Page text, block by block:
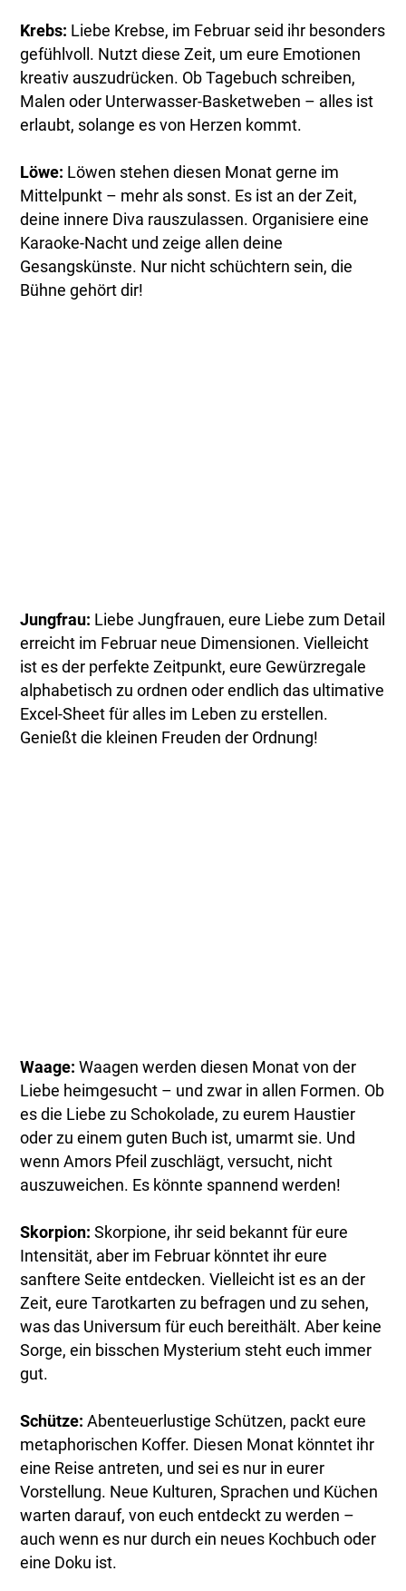
Krebs: Liebe Krebse, im Februar seid ihr besonders
gefühlvoll. Nutzt diese Zeit, um eure Emotionen
kreativ auszudrücken. Ob Tagebuch schreiben,
Malen oder Unterwasser-Basketweben – alles ist
erlaubt, solange es von Herzen kommt.
Löwe: Löwen stehen diesen Monat gerne im
Mittelpunkt – mehr als sonst. Es ist an der Zeit,
deine innere Diva rauszulassen. Organisiere eine
Karaoke-Nacht und zeige allen deine
Gesangskünste. Nur nicht schüchtern sein, die
Bühne gehört dir!
Jungfrau: Liebe Jungfrauen, eure Liebe zum Detail
erreicht im Februar neue Dimensionen. Vielleicht
ist es der perfekte Zeitpunkt, eure Gewürzregale
alphabetisch zu ordnen oder endlich das ultimative
Excel-Sheet für alles im Leben zu erstellen.
Genießt die kleinen Freuden der Ordnung!
Waage: Waagen werden diesen Monat von der
Liebe heimgesucht – und zwar in allen Formen. Ob
es die Liebe zu Schokolade, zu eurem Haustier
oder zu einem guten Buch ist, umarmt sie. Und
wenn Amors Pfeil zuschlägt, versucht, nicht
auszuweichen. Es könnte spannend werden!
Skorpion: Skorpione, ihr seid bekannt für eure
Intensität, aber im Februar könntet ihr eure
sanftere Seite entdecken. Vielleicht ist es an der
Zeit, eure Tarotkarten zu befragen und zu sehen,
was das Universum für euch bereithält. Aber keine
Sorge, ein bisschen Mysterium steht euch immer
gut.
Schütze: Abenteuerlustige Schützen, packt eure
metaphorischen Koffer. Diesen Monat könntet ihr
eine Reise antreten, und sei es nur in eurer
Vorstellung. Neue Kulturen, Sprachen und Küchen
warten darauf, von euch entdeckt zu werden –
auch wenn es nur durch ein neues Kochbuch oder
eine Doku ist.